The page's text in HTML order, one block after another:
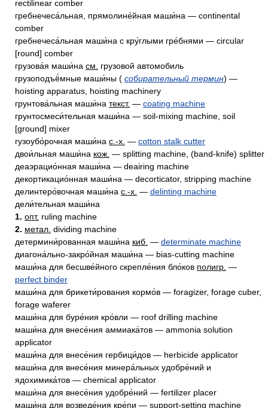
rectilinear comber
гребнечеса́льная, прямолине́йная маши́на — continental
comber
гребнечеса́льная маши́на с кру́глыми гре́бнями — circular
[round] comber
грузова́я маши́на см.
грузовой автомобиль
грузоподъё́мные маши́ны ( собирательный термин) —
hoisting apparatus, hoisting machinery
грунтова́льная маши́на текст. — coating machine
грунтосмеси́тельная маши́на — soil-mixing machine, soil
[ground] mixer
гузоубо́рочная маши́на с.-х. — cotton stalk cutter
двои́льная маши́на кож. — splitting machine, (band-knife) splitter
деаэрацио́нная маши́на — deairing machine
декортикацио́нная маши́на — decorticator, stripping machine
делинтеро́вочная маши́на с.-х. — delinting machine
дели́тельная маши́на
1. опт. ruling machine
2. метал. dividing machine
детермини́рованная маши́на киб. — determinate machine
диагона́льно-закро́йная маши́на — bias-cutting machine
маши́на для бесшве́йного скрепле́ния бло́ков полигр. —
perfect binder
маши́на для брикети́рования кормо́в — foragizer, forage cuber,
forage waferer
маши́на для буре́ния кро́вли — roof drilling machine
маши́на для внесе́ния аммиака́тов — ammonia solution
applicator
маши́на для внесе́ния гербици́дов — herbicide applicator
маши́на для внесе́ния минера́льных удобре́ний и
ядохимика́тов — chemical applicator
маши́на для внесе́ния удобре́ний — fertilizer placer
маши́на для возведе́ния кре́пи — support-setting machine